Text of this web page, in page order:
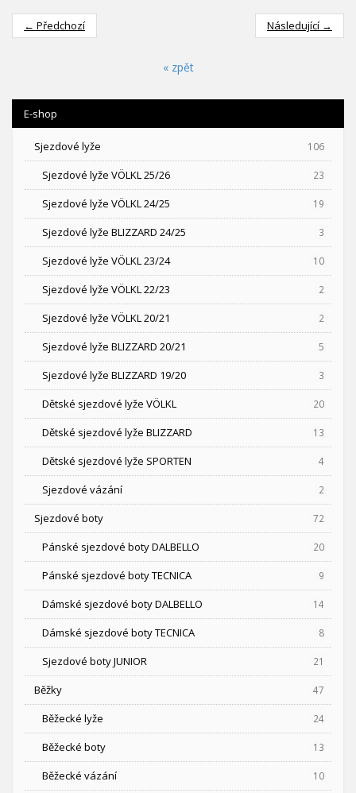
← Předchozí Následující →
« zpět
E-shop
Sjezdové lyže 106
Sjezdové lyže VÖLKL 25/26 23
Sjezdové lyže VÖLKL 24/25 19
Sjezdové lyže BLIZZARD 24/25 3
Sjezdové lyže VÖLKL 23/24 10
Sjezdové lyže VÖLKL 22/23 2
Sjezdové lyže VÖLKL 20/21 2
Sjezdové lyže BLIZZARD 20/21 5
Sjezdové lyže BLIZZARD 19/20 3
Dětské sjezdové lyže VÖLKL 20
Dětské sjezdové lyže BLIZZARD 13
Dětské sjezdové lyže SPORTEN 4
Sjezdové vázání 2
Sjezdové boty 72
Pánské sjezdové boty DALBELLO 20
Pánské sjezdové boty TECNICA 9
Dámské sjezdové boty DALBELLO 14
Dámské sjezdové boty TECNICA 8
Sjezdové boty JUNIOR 21
Běžky 47
Běžecké lyže 24
Běžecké boty 13
Běžecké vázání 10